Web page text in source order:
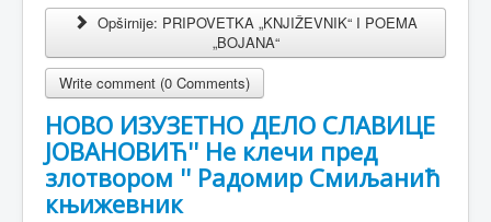
Opširnije: PRIPOVETKA „KNJIŽEVNIK“ I POEMA
„BOJANA“
Write comment (0 Comments)
НОВО ИЗУЗЕТНО ДЕЛО СЛАВИЦЕ
ЈОВАНОВИЋ'' Не клечи пред
злотвором '' Радомир Смиљанић
књижевник